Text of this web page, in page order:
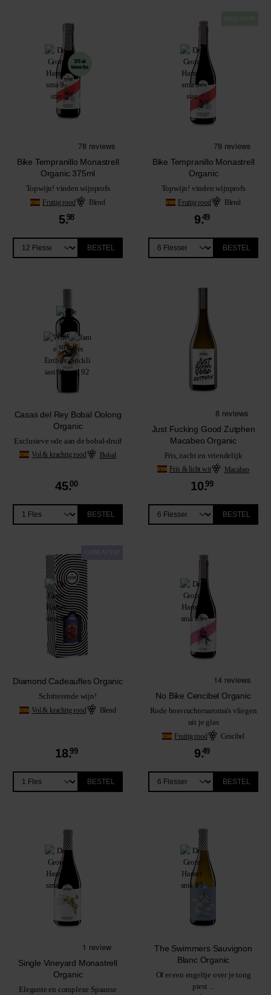
Bike Tempranillo Monastrell
Organic 375ml
Topwijn! vinden wijnprofs
Fruitig rood Blend
5.98
BESTEL
Bike Tempranillo Monastrell
Organic
Topwijn! vinden wijnprofs
Fruitig rood Blend
9.49
BESTEL
Casas del Rey Bobal Oolong
Organic
Exclusieve ode aan de bobal-druif
Vol & krachtig rood Bobal
45.00
BESTEL
Just Fucking Good Zutphen
Macabeo Organic
Fris, zacht en vriendelijk
Fris & licht wit Macabeo
10.99
BESTEL
Diamond Cadeaufles Organic
Schitterende wijn!
Vol & krachtig rood Blend
18.99
BESTEL
No Bike Cencibel Organic
Rode bosvruchtenaroma's vliegen
uit je glas
Fruitig rood Cencibel
9.49
BESTEL
Single Vineyard Monastrell
Organic
Elegante en complexe Spaanse
The Swimmers Sauvignon
Blanc Organic
Of er een engeltje over je tong
piest ...